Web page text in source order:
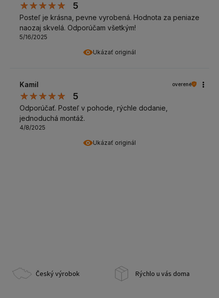
Ukázať originál
5
Posteľ je krásna, pevne vyrobená. Hodnota za peniaze
naozaj skvelá. Odporúčam všetkým!
5/16/2025
Ukázať originál
Kamil overené
5
Odporúčať. Posteľ v pohode, rýchle dodanie,
jednoduchá montáž.
4/8/2025
Český výrobok Rýchlo u vás doma